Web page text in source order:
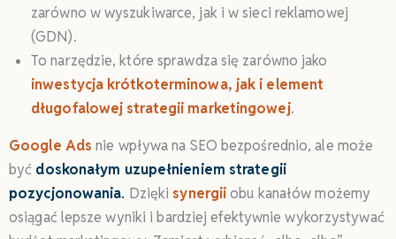
zarówno w wyszukiwarce, jak i w sieci reklamowej
(GDN).
To narzędzie, które sprawdza się zarówno jako
inwestycja krótkoterminowa, jak i element
długofalowej strategii marketingowej.
Google Ads nie wpływa na SEO bezpośrednio, ale może
być doskonałym uzupełnieniem strategii
pozycjonowania. Dzięki synergii obu kanałów możemy
osiągać lepsze wyniki i bardziej efektywnie wykorzystywać